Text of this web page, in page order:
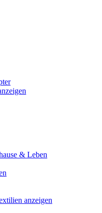
& Leben
anzeigen